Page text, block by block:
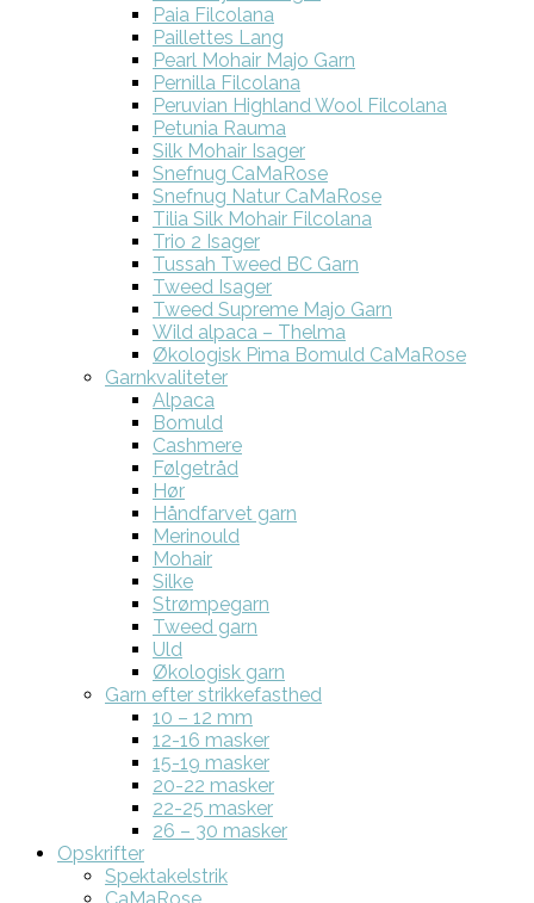
Paia Filcolana
Paillettes Lang
Pearl Mohair Majo Garn
Pernilla Filcolana
Peruvian Highland Wool Filcolana
Petunia Rauma
Silk Mohair Isager
Snefnug CaMaRose
Snefnug Natur CaMaRose
Tilia Silk Mohair Filcolana
Trio 2 Isager
Tussah Tweed BC Garn
Tweed Isager
Tweed Supreme Majo Garn
Wild alpaca – Thelma
Økologisk Pima Bomuld CaMaRose
Garnkvaliteter
Alpaca
Bomuld
Cashmere
Følgetråd
Hør
Håndfarvet garn
Merinould
Mohair
Silke
Strømpegarn
Tweed garn
Uld
Økologisk garn
Garn efter strikkefasthed
10 – 12 mm
12-16 masker
15-19 masker
20-22 masker
22-25 masker
26 – 30 masker
Opskrifter
Spektakelstrik